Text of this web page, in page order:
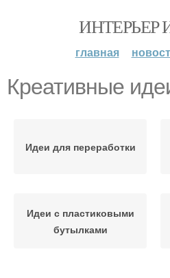
ИНТЕРЬЕР
главная
Креативные
Идеи для переработки
Идеи с пластиковыми
бутылками